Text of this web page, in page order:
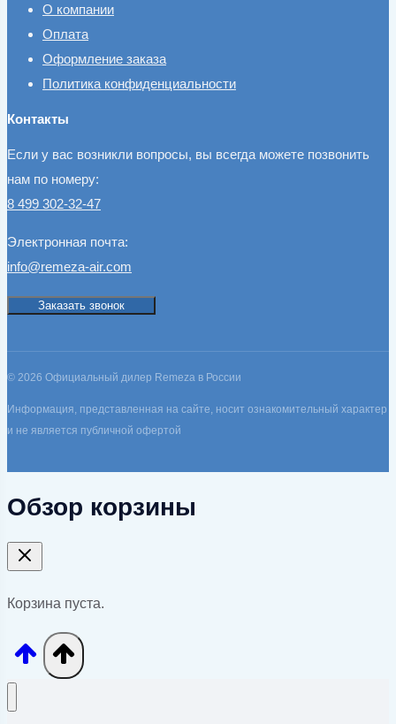
О компании
Оплата
Оформление заказа
Политика конфиденциальности
Контакты
Если у вас возникли вопросы, вы всегда можете позвонить
нам по номеру:
8 499 302-32-47
Электронная почта:
info@remeza-air.com
Заказать звонок
© 2026 Официальный дилер Remeza в России
Информация, представленная на сайте, носит ознакомительный характер
и не является публичной офертой
Обзор корзины
Корзина пуста.